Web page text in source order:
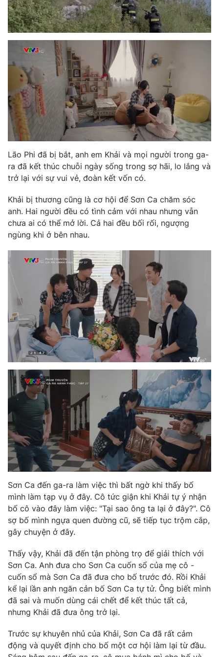
Photo Infographic
Shorts video
VTV Money VTV Thể thao
VTV Sức khoẻ Bất động sản
Thị trường 24h Tấm lòng Việt
VTV4 Vươn mình bằng AI
Liên hệ tòa soạn English
THỜI BÁO VTV
Theo dõi báo trên
Cơ quan chủ quản: Đài Truyền hình Việt Nam
Cơ quan báo chí:Thời báo VTV
Giấy phép hoạt động báo in và báo điện tử số 483/GP-BTTTT
cấp ngày 29/12/2023
Tổng Biên tập:
Phó Tổng Biên tập:
Nguyễn Thị Mỹ Hạnh, Phạm Quốc Thắng,
Nguyễn Trọng Ninh
Tổng đài VTV:
024.38 355 931 - 024.38 355 932
Ðiện thoại Thời báo VTV:024.66 897 897
Email:toasoan@vtv.vn
Liên hệ quảng cáo:024-7300.7108
® Cấm sao chép dưới mọi hình thức nếu không có sự chấp
thuận bằng văn bản. Ghi rõ nguồn VTV.vn khi phát hành lại
thông tin từ website này.
Lão Phi đã bị bắt, anh em Khải và mọi người trong ga-
ra đã kết thúc chuỗi ngày sống trong sợ hãi, lo lắng và
trở lại với sự vui vẻ, đoàn kết vốn có.
Khải bị thương cũng là cơ hội để Sơn Ca chăm sóc
anh. Hai người đều có tình cảm với nhau nhưng vẫn
chưa ai có thể mở lời. Cả hai đều bối rối, ngượng
ngùng khi ở bên nhau.
Sơn Ca đến ga-ra làm việc thì bất ngờ khi thấy bố
mình làm tạp vụ ở đây. Cô tức giận khi Khải tự ý nhận
bố cô vào đây làm việc: "Tại sao ông ta lại ở đây?". Cô
sợ bố mình ngựa quen đường cũ, sẽ tiếp tục trộm cắp,
gây chuyện ở đây.
Thấy vậy, Khải đã đến tận phòng trọ để giải thích với
Sơn Ca. Anh đưa cho Sơn Ca cuốn sổ của mẹ cô -
cuốn sổ mà Sơn Ca đã đưa cho bố trước đó. Rồi Khải
kể lại lần anh ngăn cản bố Sơn Ca tự tử. Ông biết mình
đã sai và muốn dùng cái chết để kết thúc tất cả,
nhưng Khải đã đưa ông trở lại.
Trước sự khuyên nhủ của Khải, Sơn Ca đã rất cảm
động và quyết định cho bố một cơ hội làm lại từ đầu.